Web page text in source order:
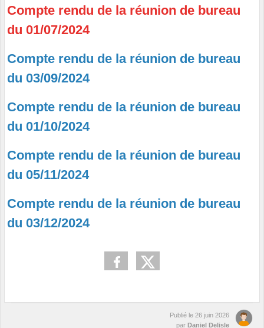
Compte rendu de la réunion de bureau
du 01/07/2024
Compte rendu de la réunion de bureau
du 03/09/2024
Compte rendu de la réunion de bureau
du 01/10/2024
Compte rendu de la réunion de bureau
du 05/11/2024
Compte rendu de la réunion de bureau
du 03/12/2024
Publié le 26 juin 2026
par Daniel Delisle